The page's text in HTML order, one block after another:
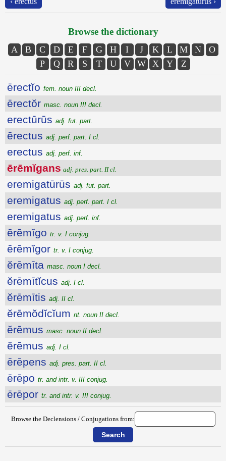
Browse the dictionary
A B C D E F G H I J K L M N
O
P
Q R S T U V W X Y Z
ērectĭo fem. noun III decl.
ērectŏr masc. noun III decl.
erectūrūs adj. fut. part.
ērectus adj. perf. part. I cl.
erectus adj. perf. inf.
ērēmĭgans adj. pres. part. II cl.
eremigatūrūs adj. fut. part.
eremigatus adj. perf. part. I cl.
eremigatus adj. perf. inf.
ērēmĭgo tr. v. I conjug.
ērēmĭgor tr. v. I conjug.
ĕrēmīta masc. noun I decl.
ĕrēmītĭcus adj. I cl.
ĕrēmītis adj. II cl.
ĕrēmŏdĭcĭum nt. noun II decl.
ĕrēmus masc. noun II decl.
ĕrēmus adj. I cl.
ērēpens adj. pres. part. II cl.
ērēpo tr. and intr. v. III conjug.
ērēpor tr. and intr. v. III conjug.
Browse the Declensions / Conjugations from: